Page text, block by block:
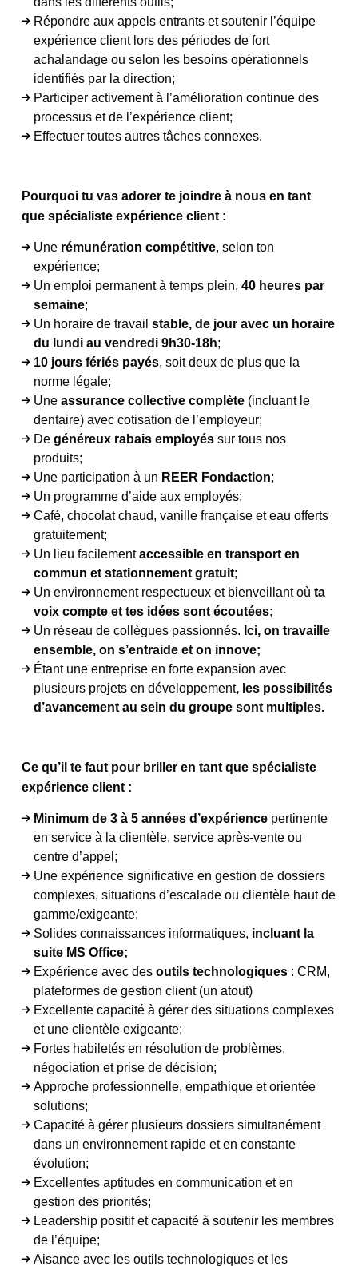
Répondre aux appels entrants et soutenir l’équipe
expérience client lors des périodes de fort
achalandage ou selon les besoins opérationnels
identifiés par la direction;
Participer activement à l’amélioration continue des
processus et de l’expérience client;
Effectuer toutes autres tâches connexes.
Pourquoi tu vas adorer te joindre à nous en tant
que spécialiste expérience client :
Une rémunération compétitive, selon ton
expérience;
Un emploi permanent à temps plein,40 heures par
semaine;
Un horaire de travailstable, de jour avec un horaire
du lundi au vendredi 9h30-18h;
10 jours fériés payés, soit deux de plus que la
norme légale;
Uneassurance collective complète (incluant le
dentaire) avec cotisation de l’employeur;
Degénéreux rabais employés sur tous nos
produits;
Une participation à un REER Fondaction;
Un programme d’aide aux employés;
Café, chocolat chaud, vanille française et eau offerts
gratuitement;
Un lieu facilementaccessible en transport en
commun et stationnement gratuit;
Un environnement respectueux et bienveillant oùta
voix compte et tes idées sont écoutées;
Un réseau de collègues passionnés. Ici, on travaille
ensemble, on s’entraide et on innove;
Étant une entreprise en forte expansion avec
plusieurs projets en développement, les possibilités
d’avancement au sein du groupe sont multiples.
Ce qu’il te faut pour briller en tant que spécialiste
expérience client :
Minimum de 3 à 5 années d’expérience pertinente
en service à la clientèle, service après-vente ou
centre d’appel;
Une expérience significative en gestion de dossiers
complexes, situations d’escalade ou clientèle haut de
gamme/exigeante;
Solides connaissances informatiques, incluant la
suite MS Office;
Expérience avec desoutils technologiques : CRM,
plateformes de gestion client (un atout)
Excellente capacité à gérer des situations complexes
et une clientèle exigeante;
Fortes habiletés en résolution de problèmes,
négociation et prise de décision;
Approche professionnelle, empathique et orientée
solutions;
Capacité à gérer plusieurs dossiers simultanément
dans un environnement rapide et en constante
évolution;
Excellentes aptitudes en communication et en
gestion des priorités;
Leadership positif et capacité à soutenir les membres
de l’équipe;
Aisance avec les outils technologiques et les